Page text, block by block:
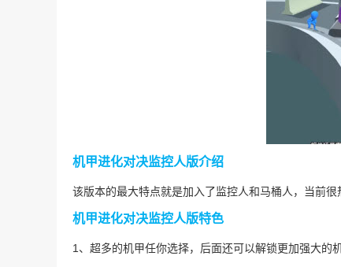
机甲进化对决监控人版介绍
该版本的最大特点就是加入了监控人和马桶人，当前很
机甲进化对决监控人版特色
1、超多的机甲任你选择，后面还可以解锁更加强大的